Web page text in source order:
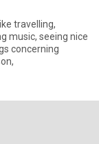
travelling,
music, seeing nice
concerning